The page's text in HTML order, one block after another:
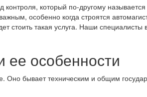
контроля, который по-другому
особенно когда строятся
стоить такая услуга. Наши
ее особенности
Оно бывает техническим и общим